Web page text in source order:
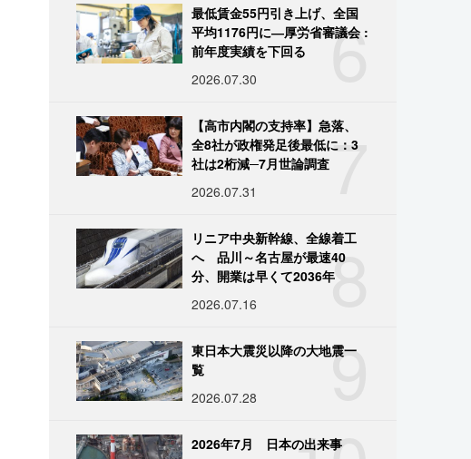
6
最低賃金55円引き上げ、全国
平均1176円に―厚労省審議会 :
前年度実績を下回る
2026.07.30
7
【高市内閣の支持率】急落、
全8社が政権発足後最低に：3
社は2桁減─7月世論調査
2026.07.31
8
リニア中央新幹線、全線着工
へ 品川～名古屋が最速40
分、開業は早くて2036年
2026.07.16
9
東日本大震災以降の大地震一
覧
2026.07.28
2026年7月 日本の出来事